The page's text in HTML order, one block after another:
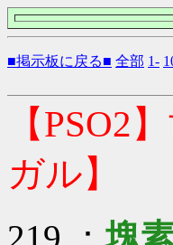
■掲示板に戻る■ 全部 1-
【
ガル】